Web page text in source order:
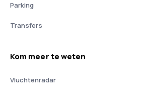
Parking
Transfers
Kom meer te weten
Vluchtenradar